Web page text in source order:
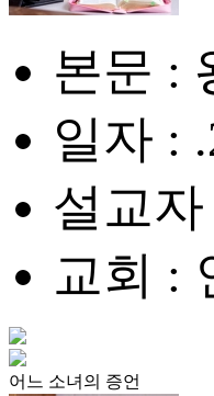
본문 :
일자 :
설교
교회 :
어느 소녀의 증언